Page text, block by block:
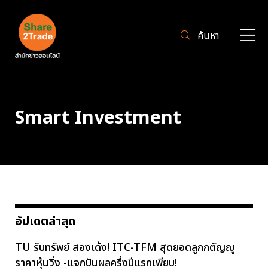
ค้นหา
Smart Investment
อัปเดตล่าสุด
TU รับทรัพย์ สองเด้ง! ITC-TFM สุดยอดลูกกตัญญู
ราคาหุ้นวิ่ง -แจกปันผลครึ่งปีแรกเพียบ!